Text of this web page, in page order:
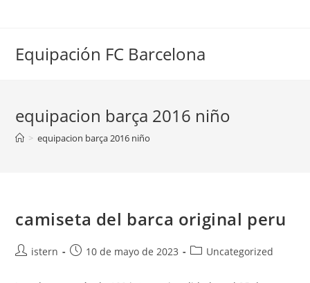
Equipación FC Barcelona
equipacion barça 2016 niño
> equipacion barça 2016 niño
camiseta del barca original peru
Autor
la
istern
Publicación
10 de mayo de 2023
Categoría
la
Uncategorized